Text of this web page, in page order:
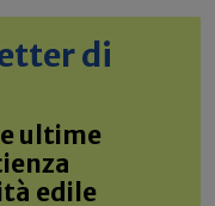
di
ultime
edile